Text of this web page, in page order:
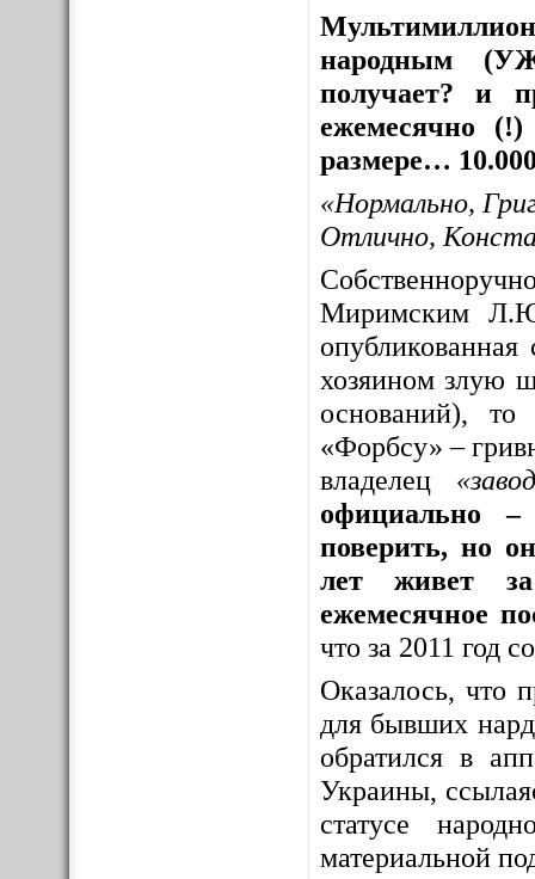
народным
получает? и
ежемесячно
размере…
«Нормально,
Отлично,
Миримским
хозяином злую
оснований), то
«Форбсу» –
владелец
официально
поверить, но
лет живет за
ежемесячное
что за 2011 год
Оказалось, что
для бывших
обратился в
Украины,
статусе
материальной